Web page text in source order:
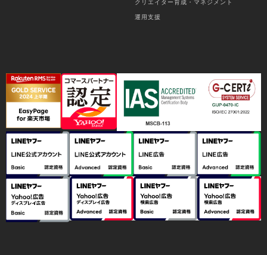
クリエイター育成・マネジメント
運用支援